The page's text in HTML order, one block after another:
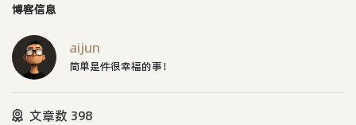
博客信息
aijun
简单是件很幸福的事！
文章数 398